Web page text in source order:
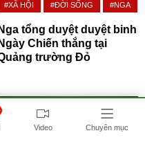
#XÃ HỘI #ĐỜI SỐNG #NGA
Nga tổng duyệt duyệt binh
Ngày Chiến thắng tại
trường Đỏ
Video Chuyên mục